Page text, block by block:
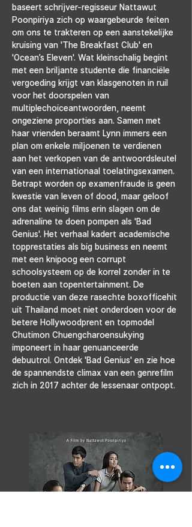
baseert schrijver-regisseur Nattawut
Poonpiriya zich op waargebeurde feiten
om ons te trakteren op een aanstekelijke
kruising van 'The Breakfast Club' en
'Ocean’s Eleven'. Wat kleinschalig begint
met een briljante studente die financiële
vergoeding krijgt van klasgenoten in ruil
voor het doorspelen van
multiplechoiceantwoorden, neemt
ongeziene proporties aan. Samen met
haar vrienden beraamt Lynn immers een
plan om enkele miljoenen te verdienen
aan het verkopen van de antwoordsleutel
van een internationaal toelatingsexamen.
Betrapt worden op examenfraude is geen
kwestie van leven of dood, maar geloof
ons dat weinig films erin slagen om de
adrenaline te doen pompen als 'Bad
Genius'. Het verhaal kadert academische
topprestaties als big business en neemt
met een knipoog een corrupt
schoolsysteem op de korrel zonder in te
boeten aan topentertainment. De
productie van deze rasechte boxofficehit
uit Thailand moet niet onderdoen voor de
betere Hollywoodprent en topmodel
Chutimon Chuengcharoensukying
imponeert in haar genuanceerde
debuutrol. Ontdek 'Bad Genius' en zie hoe
de spannendste climax van een genrefilm
zich in 2017 achter de lessenaar ontpopt.